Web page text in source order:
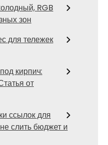
RGB
зон
для тележек
кирпич:
от
ссылок для
слить бюджет и